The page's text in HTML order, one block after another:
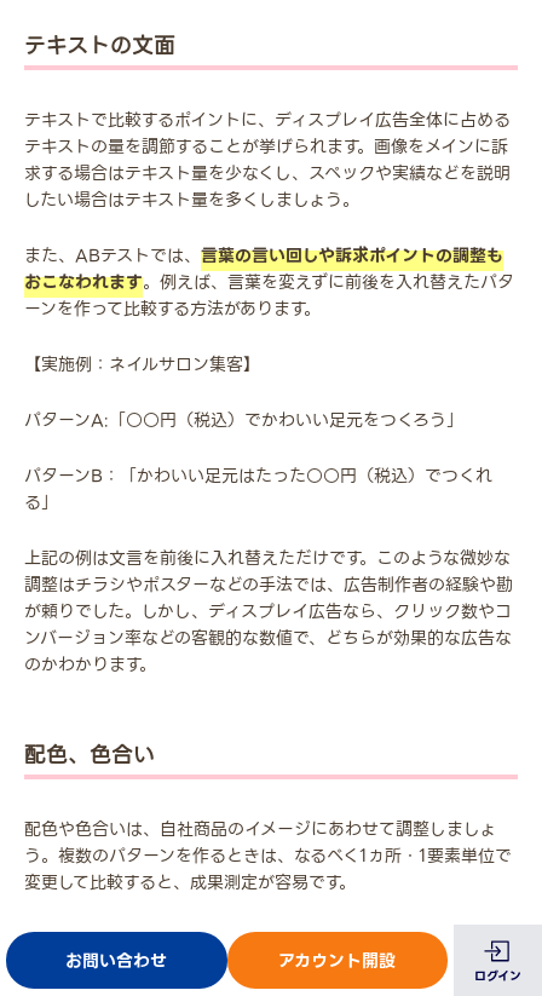
テキストの文面
テキストで比較するポイントに、ディスプレイ広告全体に占める
テキストの量を調節することが挙げられます。画像をメインに訴
求する場合はテキスト量を少なくし、スペックや実績などを説明
したい場合はテキスト量を多くしましょう。
また、ABテストでは、 言葉の言い回しや訴求ポイントの調整も
おこなわれます。例えば、言葉を変えずに前後を入れ替えたパタ
ーンを作って比較する方法があります。
【実施例：ネイルサロン集客】
パターンA:「○○円（税込）でかわいい足元をつくろう」
パターンB：「かわいい足元はたった○○円（税込）でつくれ
る」
上記の例は文言を前後に入れ替えただけです。このような微妙な
調整はチラシやポスターなどの手法では、広告制作者の経験や勘
が頼りでした。しかし、ディスプレイ広告なら、クリック数やコ
ンバージョン率などの客観的な数値で、どちらが効果的な広告な
のかわかります。
配色、色合い
配色や色合いは、自社商品のイメージにあわせて調整しましょ
う。複数のパターンを作るときは、なるべく1ヵ所・1要素単位で
変更して比較すると、成果測定が容易です。
比較する際は、広告掲載先の条件も揃えたほうが精度が高くなり
。配色や色合いの効果は、広告枠があるサイトの雰囲気によ
お問い合わせ アカウント開設
ログイン